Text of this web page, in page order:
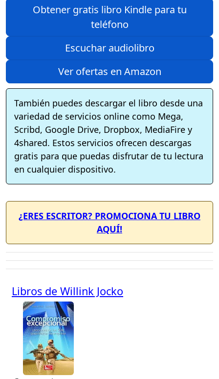
Obtener gratis libro Kindle para tu
teléfono
Escuchar audiolibro
Ver ofertas en Amazon
También puedes descargar el libro desde una
variedad de servicios online como Mega,
Scribd, Google Drive, Dropbox, MediaFire y
4shared. Estos servicios ofrecen descargas
gratis para que puedas disfrutar de tu lectura
en cualquier dispositivo.
¿ERES ESCRITOR? PROMOCIONA TU LIBRO
AQUÍ!
Libros de Willink Jocko